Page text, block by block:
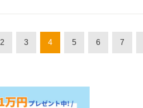
2 3 4 5 6 7